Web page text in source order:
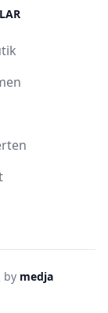
by medja